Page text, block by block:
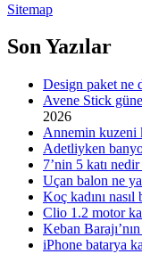
Sitemap
Sidebar
Son Yazılar
Design paket ne
Avene Stick
2026
Annemin kuzeni
Adetliyken
7’nin 5 katı nedir
Uçan balon ne
Koç kadını
Clio 1.2 motor
Keban
iPhone batarya